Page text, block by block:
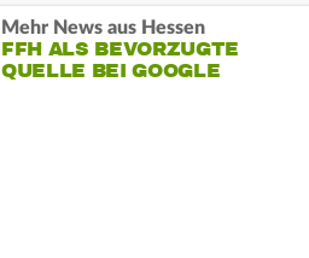
Mehr News aus Hessen
FFH ALS BEVORZUGTE
QUELLE BEI GOOGLE